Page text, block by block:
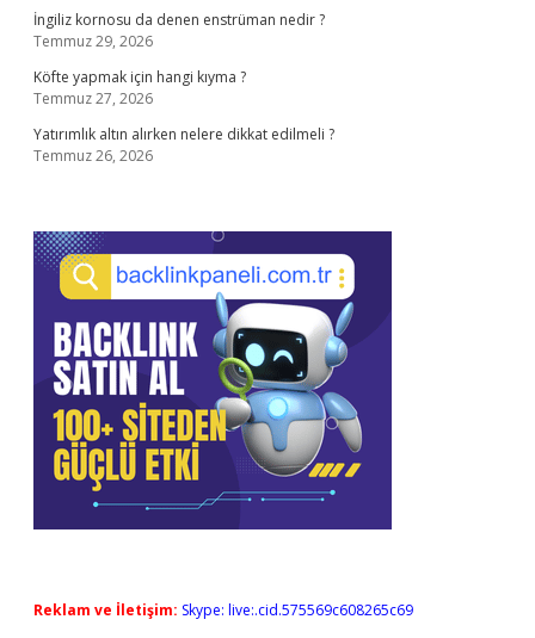
İngiliz kornosu da denen enstrüman nedir ?
Temmuz 29, 2026
Köfte yapmak için hangi kıyma ?
Temmuz 27, 2026
Yatırımlık altın alırken nelere dikkat edilmeli ?
Temmuz 26, 2026
Reklam ve İletişim: Skype: live:.cid.575569c608265c69